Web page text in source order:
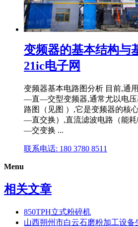
变频器的基本结构与
21ic电子网
变频器基本电路图分析 目前,通
—直—交型变频器,通常尤以电压
路图（见图 ）,它是变频器的核
—直交换）,直流滤波电路（能
—交变换 ...
联系电话: 180 3780 8511
Menu
相关文章
850TPH立式粉碎机
山西朔州市白云石磨粉加工设备